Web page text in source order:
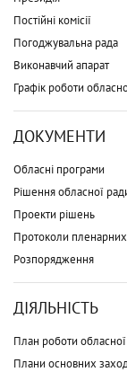
Постійні комісії
Погоджувальна рада
Виконавчий апарат
Графік роботи
ДОКУМЕНТИ
Обласні програми
Рішення обласної
Проекти рішень
Протоколи пленарних
Розпорядження
ДІЯЛЬНІСТЬ
План роботи
Плани основних